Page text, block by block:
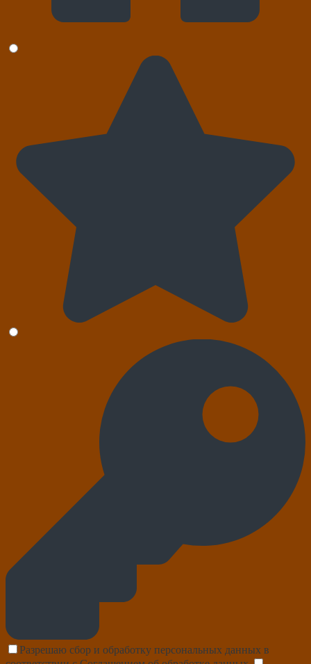
Разрешаю сбор и обработку персональных данных в